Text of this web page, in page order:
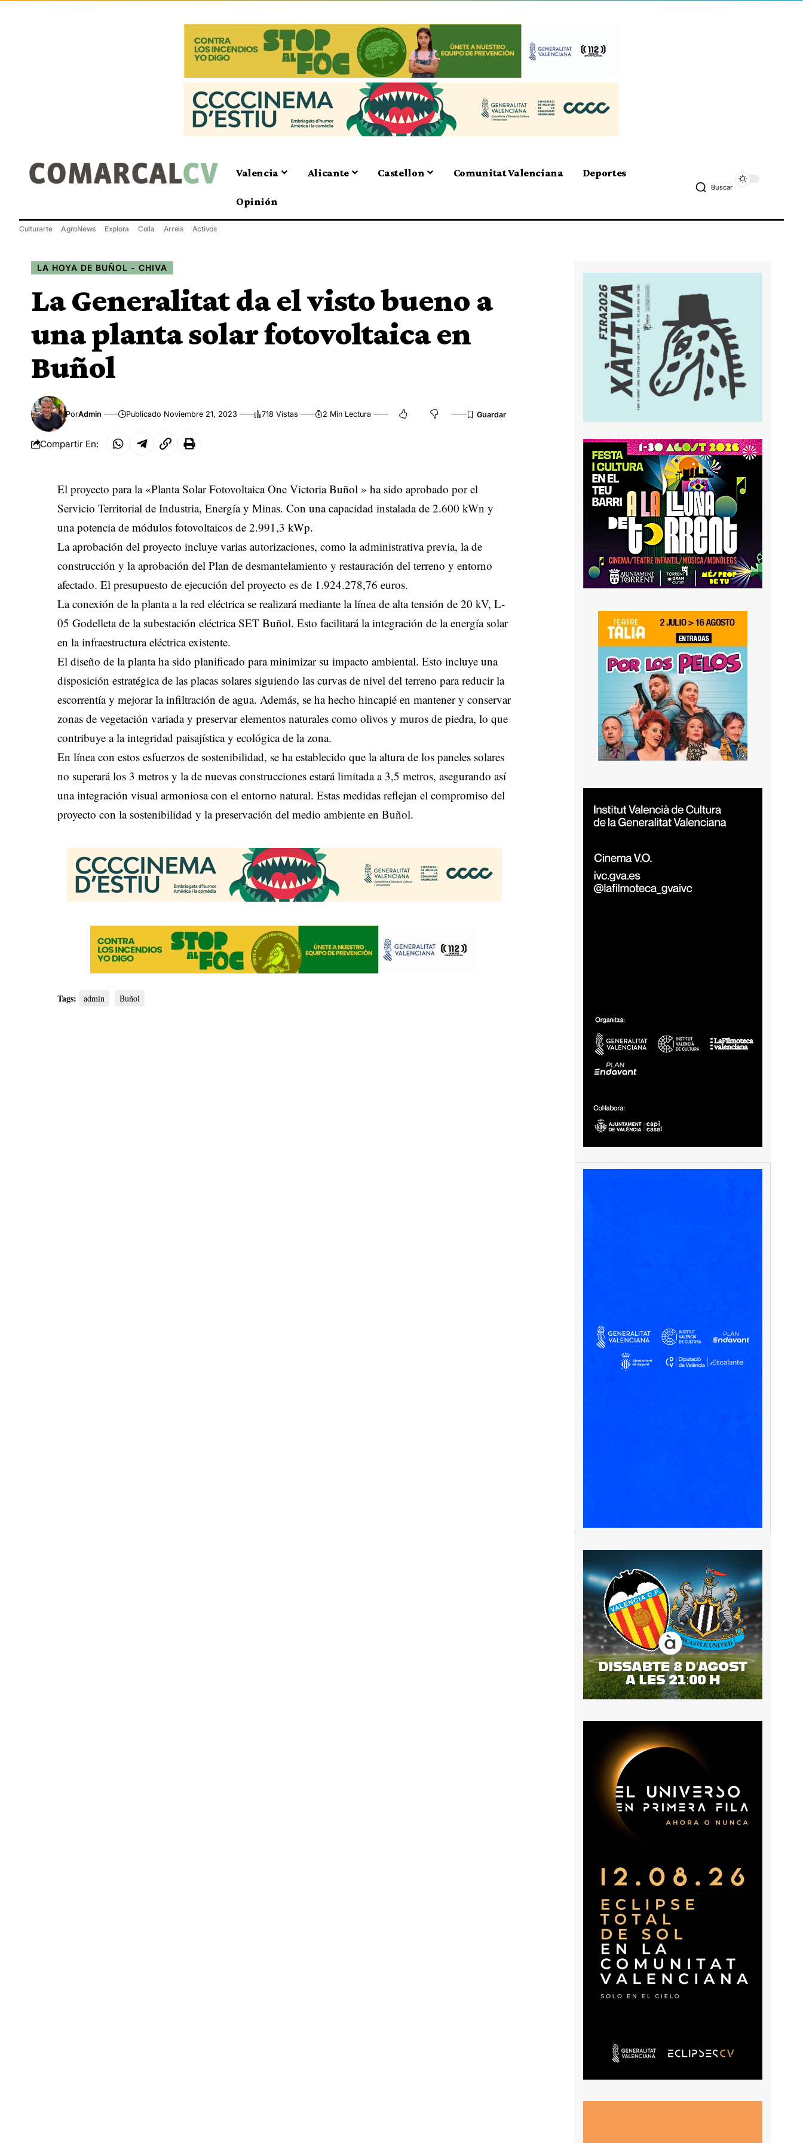
Valencia Alicante Castellon Comunitat Valenciana Deportes
Opinión
Buscar
Culturarte AgroNews Explora Colla Arrels Activos
LA HOYA DE BUÑOL - CHIVA
La Generalitat da el visto bueno a
una planta solar fotovoltaica en
Buñol
PorAdmin Publicado Noviembre 21, 2023 718 Vistas 2 Min Lectura
Compartir En:
El proyecto para la «Planta Solar Fotovoltaica One Victoria Buñol » ha sido aprobado por el
Servicio Territorial de Industria, Energía y Minas. Con una capacidad instalada de 2.600 kWn y
una potencia de módulos fotovoltaicos de 2.991,3 kWp.
La aprobación del proyecto incluye varias autorizaciones, como la administrativa previa, la de
construcción y la aprobación del Plan de desmantelamiento y restauración del terreno y entorno
afectado. El presupuesto de ejecución del proyecto es de 1.924.278,76 euros.
La conexión de la planta a la red eléctrica se realizará mediante la línea de alta tensión de 20 kV, L-
05 Godelleta de la subestación eléctrica SET Buñol. Esto facilitará la integración de la energía solar
en la infraestructura eléctrica existente.
El diseño de la planta ha sido planificado para minimizar su impacto ambiental. Esto incluye una
disposición estratégica de las placas solares siguiendo las curvas de nivel del terreno para reducir la
escorrentía y mejorar la infiltración de agua. Además, se ha hecho hincapié en mantener y conservar
zonas de vegetación variada y preservar elementos naturales como olivos y muros de piedra, lo que
contribuye a la integridad paisajística y ecológica de la zona.
En línea con estos esfuerzos de sostenibilidad, se ha establecido que la altura de los paneles solares
no superará los 3 metros y la de nuevas construcciones estará limitada a 3,5 metros, asegurando así
una integración visual armoniosa con el entorno natural. Estas medidas reflejan el compromiso del
proyecto con la sostenibilidad y la preservación del medio ambiente en Buñol.
Tags: admin Buñol